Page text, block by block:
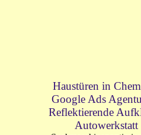
Haustüren in
Google Ads
Reflektierende
Autowerkstatt